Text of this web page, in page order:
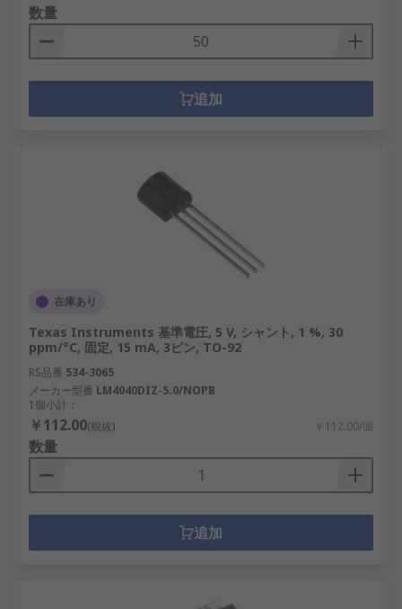
数量
追加
在庫あり
Texas Instruments 基準電圧, 5 V, シャント, 1 %, 30
ppm/°C, 固定, 15 mA, 3ピン, TO-92
RS品番 534-3065
メーカー型番 LM4040DIZ-5.0/NOPB
1個小計：
￥112.00(税抜) ￥112.00/個
数量
追加